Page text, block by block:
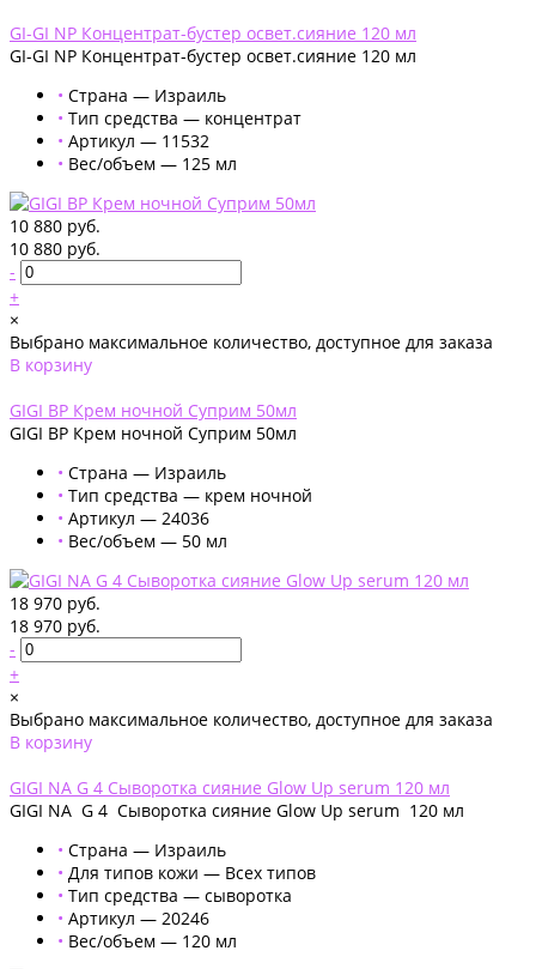
GI-GI NP Концентрат-бустер освет.сияние 120 мл
GI-GI NP Концентрат-бустер освет.сияние 120 мл
• Страна — Израиль
• Тип средства — концентрат
• Артикул — 11532
• Вес/объем — 125 мл
10 880 руб.
10 880 руб.
-
+
×
Выбрано максимальное количество, доступное для заказа
В корзину
GIGI BP Крем ночной Суприм 50мл
GIGI BP Крем ночной Суприм 50мл
• Страна — Израиль
• Тип средства — крем ночной
• Артикул — 24036
• Вес/объем — 50 мл
18 970 руб.
18 970 руб.
-
+
×
Выбрано максимальное количество, доступное для заказа
В корзину
GIGI NA G 4 Сыворотка сияние Glow Up serum 120 мл
GIGI NA G 4 Сыворотка сияние Glow Up serum 120 мл
• Страна — Израиль
• Для типов кожи — Всех типов
• Тип средства — сыворотка
• Артикул — 20246
• Вес/объем — 120 мл